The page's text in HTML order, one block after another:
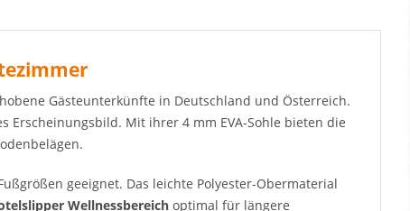
Gästeunterkünfte in Deutschland und Österreich.
Mit ihrer 4 mm EVA-Sohle bieten die
geeignet. Das leichte Polyester-Obermaterial
Wellnessbereich optimal für längere